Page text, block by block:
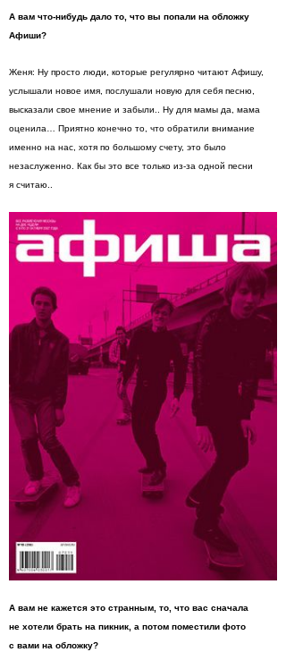
А вам что-нибудь дало то, что вы попали на обложку
Афиши?
Женя: Ну просто люди, которые регулярно читают Афишу,
услышали новое имя, послушали новую для себя песню,
высказали свое мнение и забыли.. Ну для мамы да, мама
оценила… Приятно конечно то, что обратили внимание
именно на нас, хотя по большому счету, это было
незаслуженно. Как бы это все только из-за одной песни
я считаю..
А вам не кажется это странным, то, что вас сначала
не хотели брать на пикник, а потом поместили фото
с вами на обложку?